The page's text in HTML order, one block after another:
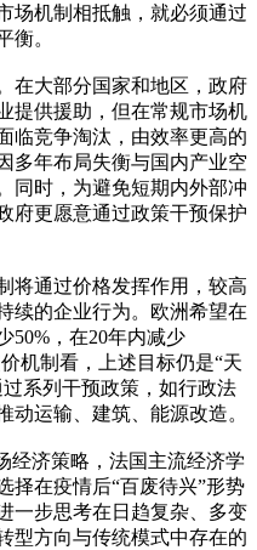
场机制相抵触，就必须通过
衡。
在大部分国家和地区，政府
提供援助，但在常规市场机
临竞争淘汰，由效率更高的
多年布局失衡与国内产业空
同时，为避免短期内外部冲
府更愿意通过政策干预保护
将通过价格发挥作用，较高
续的企业行为。欧洲希望在
50%，在20年内减少
机制看，上述目标仍是“天
系列干预政策，如行政法
动运输、建筑、能源改造。
经济策略，法国主流经济学
择在疫情后“百废待兴”形势
一步思考在日趋复杂、多变
型方向与传统模式中存在的